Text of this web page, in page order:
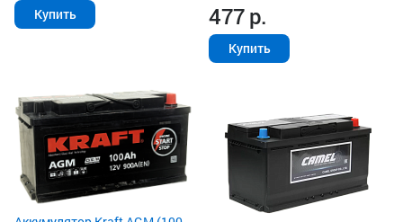
Купить 477р.
Купить